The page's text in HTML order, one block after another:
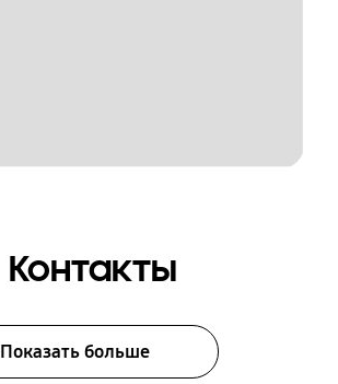
Контакты
Показать больше